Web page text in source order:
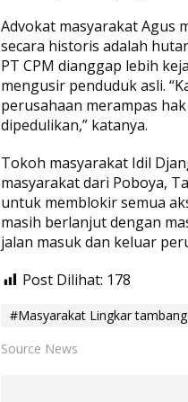
Advokat masyarakat Agus
secara historis adalah
PT CPM dianggap lebih
mengusir penduduk asli.
perusahaan merampas
dipedulikan,” katanya.
Tokoh masyarakat Idil
masyarakat dari Poboya,
untuk memblokir semua
masih berlanjut dengan
jalan masuk dan keluar
Post Dilihat: 178
#Masyarakat Lingkar tambang
Source News